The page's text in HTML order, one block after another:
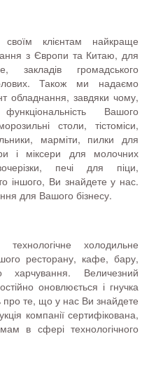
клієнтам найкраще
з Європи та Китаю, для
закладів громадського
Також ми надаємо
обладнання, завдяки чому,
Вашого
столи, тістоміси,
марміти, пилки для
і міксери для молочних
печі для піци,
іншого, Ви знайдете у нас.
для Вашого бізнесу.
холодильне
ресторану, кафе, бару,
Величезний
оновлюється і гнучка
про те, що у нас Ви знайдете
компанії сертифікована,
в сфері технологічного